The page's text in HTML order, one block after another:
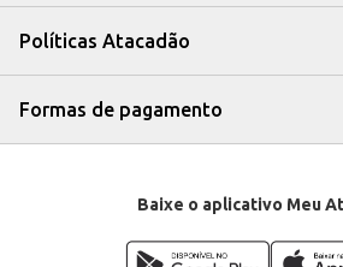
Pode ser utilizada em porções individuais ou em
acordo com a demanda.
Recomendamos o descongelamento adequado
qualidade, em um formato prático e eficiente
de seu estabelecimento, garantindo um bom
Políticas Atacadão
Formas de pagamento
Baixe o aplicativo Meu